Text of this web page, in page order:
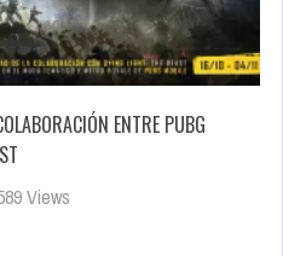
ENTRE PUBG
Views